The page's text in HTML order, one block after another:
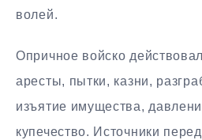
волей.
Опричное войско
аресты, пытки, казни,
изъятие имущества,
купечество. Источники